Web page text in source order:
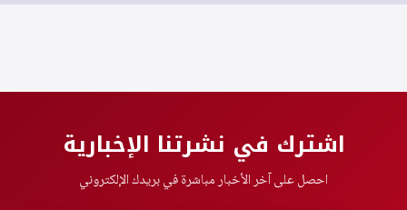
اشترك في نشرتنا الإخبارية
احصل على آخر الأخبار مباشرة في بريدك الإلكتروني